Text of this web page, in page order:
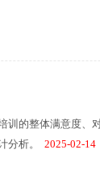
的整体满意度、
分析。
2025-02-14